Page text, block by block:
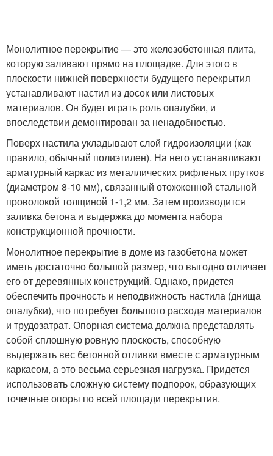
Монолитное перекрытие — это железобетонная плита,
которую заливают прямо на площадке. Для этого в
плоскости нижней поверхности будущего перекрытия
устанавливают настил из досок или листовых
материалов. Он будет играть роль опалубки, и
впоследствии демонтирован за ненадобностью.
Поверх настила укладывают слой гидроизоляции (как
правило, обычный полиэтилен). На него устанавливают
арматурный каркас из металлических рифленых прутков
(диаметром 8-10 мм), связанный отожженной стальной
проволокой толщиной 1-1,2 мм. Затем производится
заливка бетона и выдержка до момента набора
конструкционной прочности.
Монолитное перекрытие в доме из газобетона может
иметь достаточно большой размер, что выгодно отличает
его от деревянных конструкций. Однако, придется
обеспечить прочность и неподвижность настила (днища
опалубки), что потребует большого расхода материалов
и трудозатрат. Опорная система должна представлять
собой сплошную ровную плоскость, способную
выдержать вес бетонной отливки вместе с арматурным
каркасом, а это весьма серьезная нагрузка. Придется
использовать сложную систему подпорок, образующих
точечные опоры по всей площади перекрытия.